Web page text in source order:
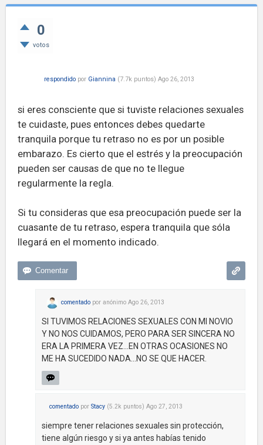
0
votos
respondido por Giannina (7.7k puntos) Ago 26, 2013
si eres consciente que si tuviste relaciones sexuales
te cuidaste, pues entonces debes quedarte
tranquila porque tu retraso no es por un posible
embarazo. Es cierto que el estrés y la preocupación
pueden ser causas de que no te llegue
regularmente la regla.
Si tu consideras que esa preocupación puede ser la
cuasante de tu retraso, espera tranquila que sóla
llegará en el momento indicado.
comentado por anónimo Ago 26, 2013
SI TUVIMOS RELACIONES SEXUALES CON MI NOVIO
Y NO NOS CUIDAMOS, PERO PARA SER SINCERA NO
ERA LA PRIMERA VEZ...EN OTRAS OCASIONES NO
ME HA SUCEDIDO NADA...NO SE QUE HACER.
comentado por Stacy (5.2k puntos) Ago 27, 2013
siempre tener relaciones sexuales sin protección,
tiene algún riesgo y si ya antes habías tenido